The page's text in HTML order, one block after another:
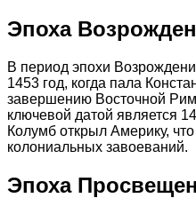
Эпоха
В период эпохи
1453 год, когда пала
завершению Восточной
ключевой датой является
Колумб открыл Америку,
колониальных завоеваний.
Эпоха